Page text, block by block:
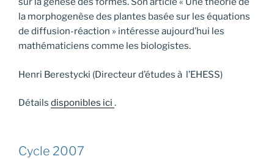
la morphogenèse des plantes basée sur les équations
de diffusion-réaction » intéresse aujourd’hui les
mathématiciens comme les biologistes.
Henri Berestycki (Directeur d’études à l’EHESS)
Détails disponibles ici .
Cycle 2007